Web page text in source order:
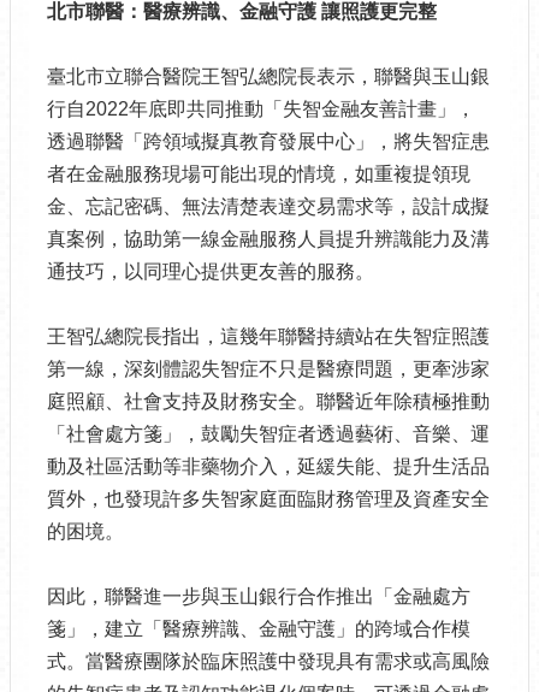
北市聯醫：醫療辨識、金融守護 讓照護更完整
臺北市立聯合醫院王智弘總院長表示，聯醫與玉山銀
行自2022年底即共同推動「失智金融友善計畫」，
透過聯醫「跨領域擬真教育發展中心」，將失智症患
者在金融服務現場可能出現的情境，如重複提領現
金、忘記密碼、無法清楚表達交易需求等，設計成擬
真案例，協助第一線金融服務人員提升辨識能力及溝
通技巧，以同理心提供更友善的服務。
王智弘總院長指出，這幾年聯醫持續站在失智症照護
第一線，深刻體認失智症不只是醫療問題，更牽涉家
庭照顧、社會支持及財務安全。聯醫近年除積極推動
「社會處方箋」，鼓勵失智症者透過藝術、音樂、運
動及社區活動等非藥物介入，延緩失能、提升生活品
質外，也發現許多失智家庭面臨財務管理及資產安全
的困境。
因此，聯醫進一步與玉山銀行合作推出「金融處方
箋」，建立「醫療辨識、金融守護」的跨域合作模
式。當醫療團隊於臨床照護中發現具有需求或高風險